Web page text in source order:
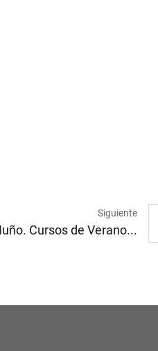
Siguiente
Cursos de Verano...